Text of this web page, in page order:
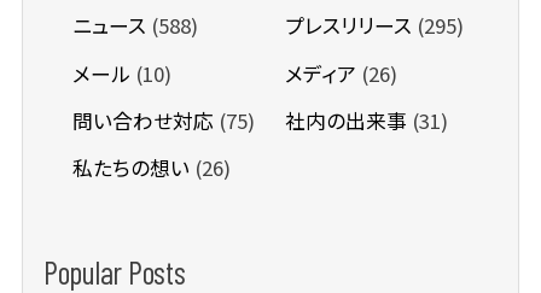
ニュース (588) プレスリリース (295)
メール (10) メディア (26)
問い合わせ対応 (75) 社内の出来事 (31)
私たちの想い (26)
Popular Posts